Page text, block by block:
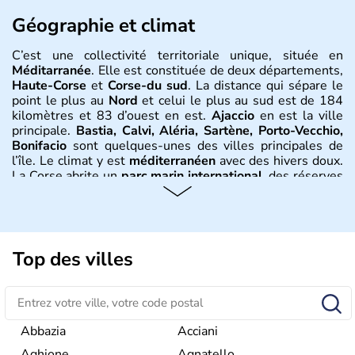
Géographie et climat
C’est une collectivité territoriale unique, située en
Méditarranée. Elle est constituée de deux départements,
Haute-Corse et Corse-du sud. La distance qui sépare le
point le plus au Nordet celui le plus au sud est de 184
kilomètres et 83 d’ouest en est. Ajaccioen est la ville
principale. Bastia, Calvi, Aléria, Sartène, Porto-Vecchio,
Bonifacio sont quelques-unes des villes principales de
l’île. Le climat y est méditerranéen avec des hivers doux.
La Corse abrite un parc marin international , des réserves
parc naturel régional
Histoire et administration
Les premiers signes d’installation humaine enCorse
remontent à 10 000 ans avant J.C., des pêcheurs venus
du continent. Après avoir fondé
Phocéens
bâtissent Aléria au 6ème siècle. Puis au 3ème siècle,
Top des villes
Abbazia
Acciani